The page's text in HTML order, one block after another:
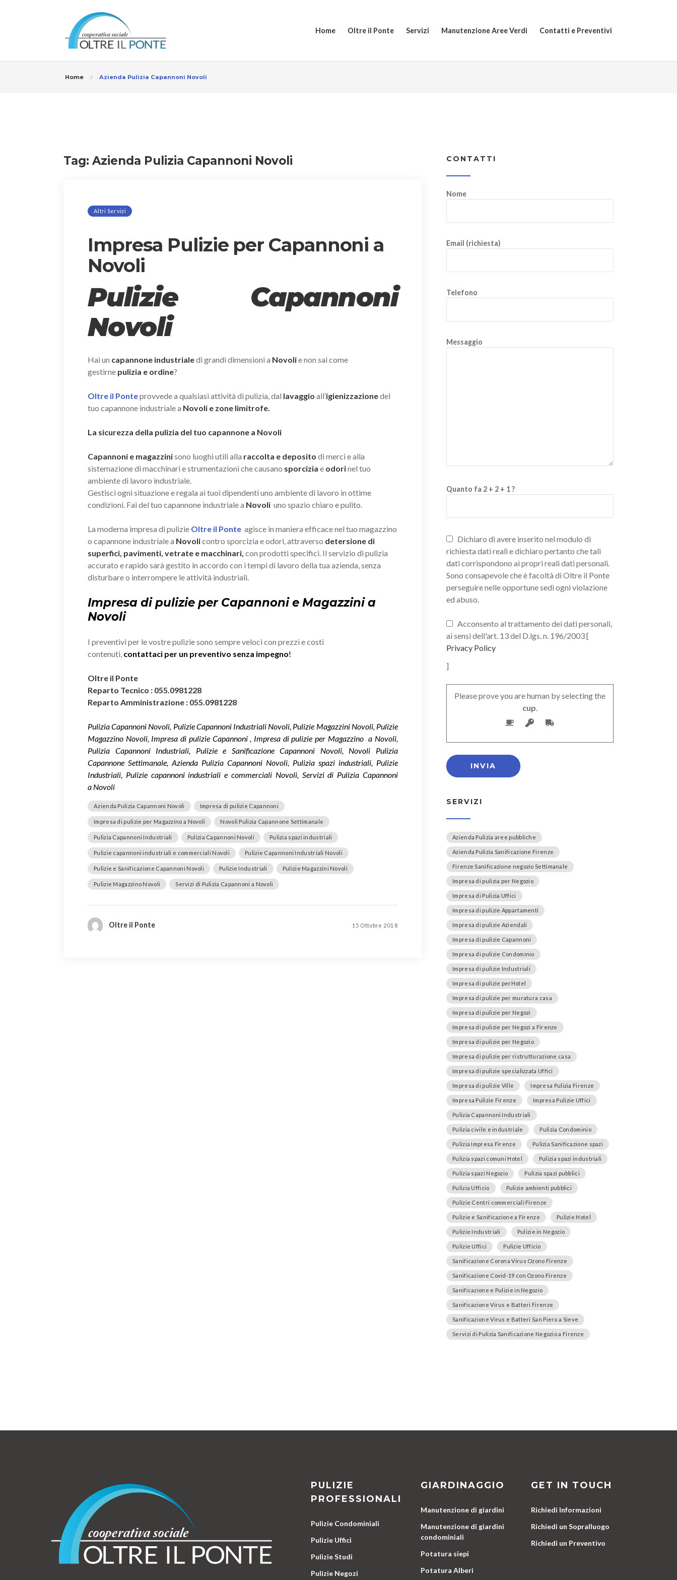
Home Oltre il Ponte Servizi Manutenzione Aree Verdi Contatti e Preventivi
Home Azienda Pulizia Capannoni Novoli
Tag: Azienda Pulizia Capannoni Novoli
Altri Servizi
Impresa Pulizie per Capannoni a
Novoli
Pulizie Capannoni
Novoli
Hai un capannone industrialedi grandi dimensioni a Novolie non sai come
gestirne pulizia e ordine?
Oltre il Ponteprovvede a qualsiasi attività di pulizia, dal lavaggio all’igienizzazionedel
tuo capannone industriale a Novoli e zone limitrofe.
La sicurezza della pulizia del tuo capannone a Novoli
Capannoni e magazzinisono luoghi utili alla raccolta e deposito di merci e alla
sistemazione di macchinari e strumentazioni che causano sporcizia e odorinel tuo
ambiente di lavoro industriale.
Gestisci ogni situazione e regala ai tuoi dipendenti uno ambiente di lavoro in ottime
condizioni. Fai del tuo capannone industriale a Novoli uno spazio chiaro e pulito.
La moderna impresa di pulizie Oltre il Ponte agisce in maniera efficace nel tuo magazzino
o capannone industriale a Novolicontro sporcizia e odori, attraverso detersione di
superfici, pavimenti, vetrate e macchinari, con prodotti specifici. Il servizio di pulizia
accurato e rapido sarà gestito in accordo con i tempi di lavoro della tua azienda, senza
disturbare o interrompere le attività industriali.
Impresa di pulizie per Capannoni e Magazzini a
Novoli
I preventivi per le vostre pulizie sono sempre veloci con prezzi e costi
contenuti, contattaci per un preventivo senza impegno!
Oltre il Ponte
Reparto Tecnico : 055.0981228
Reparto Amministrazione : 055.0981228
Pulizia Capannoni Novoli, Pulizie Capannoni Industriali Novoli, Pulizie Magazzini Novoli, Pulizie
Magazzino Novoli, Impresa di pulizie Capannoni , Impresa di pulizie per Magazzino a Novoli,
Pulizia Capannoni Industriali, Pulizie e Sanificazione Capannoni Novoli, Novoli Pulizia
Capannone Settimanale, Azienda Pulizia Capannoni Novoli, Pulizia spazi industriali, Pulizie
Industriali, Pulizie capannoni industriali e commerciali Novoli, Servizi di Pulizia Capannoni
a Novoli
Azienda Pulizia Capannoni Novoli Impresa di pulizie Capannoni
Impresa di pulizie per Magazzino a Novoli Novoli Pulizia Capannone Settimanale
Pulizia Capannoni Industriali Pulizia Capannoni Novoli Pulizia spazi industriali
Pulizie capannoni industriali e commerciali Novoli Pulizie Capannoni Industriali Novoli
Pulizie e Sanificazione Capannoni Novoli Pulizie Industriali Pulizie Magazzini Novoli
Pulizie Magazzino Novoli Servizi di Pulizia Capannoni a Novoli
Oltre il Ponte 15 Ottobre 2018
CONTATTI
Nome
Email (richiesta)
Telefono
Messaggio
Quanto fa 2 + 2 + 1 ?
Dichiaro di avere inserito nel modulo di
richiesta dati reali e dichiaro pertanto che tali
dati corrispondono ai propri reali dati personali.
Sono consapevole che è facoltà di Oltre il Ponte
perseguire nelle opportune sedi ogni violazione
ed abuso.
Acconsento al trattamento dei dati personali,
ai sensi dell'art. 13 del D.lgs. n. 196/2003 [
Privacy Policy
]
Please prove you are human by selecting the
cup.
SERVIZI
Azienda Pulizia aree pubbliche
Azienda Pulizia Sanificazione Firenze
Firenze Sanificazione negozio Settimanale
Impresa di pulizia per Negozio
Impresa di Pulizia Uffici
Impresa di pulizie Appartamenti
Impresa di pulizie Aziendali
Impresa di pulizie Capannoni
Impresa di pulizie Condominio
Impresa di pulizie Industriali
Impresa di pulizie perHotel
Impresa di pulizie per muratura casa
Impresa di pulizie per Negozi
Impresa di pulizie per Negozi a Firenze
Impresa di pulizie per Negozio
Impresa di pulizie per ristrutturazione casa
Impresa di pulizie specializzata Uffici
Impresa di pulizie Ville Impresa Pulizia Firenze
Impresa Pulizie Firenze Impresa Pulizie Uffici
Pulizia Capannoni Industriali
Pulizia civile e industriale Pulizia Condominio
Pulizia Impresa Firenze Pulizia Sanificazione spazi
Pulizia spazi comuni Hotel Pulizia spazi industriali
Pulizia spazi Negozio Pulizia spazi pubblici
Pulizia Ufficio Pulizie ambienti pubblici
Pulizie Centri commerciali Firenze
Pulizie e Sanificazione a Firenze Pulizie Hotel
Pulizie Industriali Pulizie in Negozio
Pulizie Uffici Pulizie Ufficio
Sanificazione Corona Virus Ozono Firenze
Sanificazione Covid-19 con Ozono Firenze
Sanificazione e Pulizie in Negozio
Sanificazione Virus e Batteri Firenze
Sanificazione Virus e Batteri San Piero a Sieve
Servizi di Pulizia Sanificazione Negozio a Firenze
PULIZIE
PROFESSIONALI
Pulizie Condominiali
Pulizie Uffici
Pulizie Studi
Pulizie Negozi
GIARDINAGGIO
Manutenzione di giardini
Manutenzione di giardini
condominiali
Potatura siepi
Potatura Alberi
GET IN TOUCH
Richiedi Informazioni
Richiedi un Sopralluogo
Richiedi un Preventivo